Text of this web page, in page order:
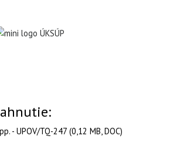
- UPOV/TQ-247 (0,12 MB, DOC)